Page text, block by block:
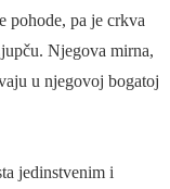
pohode, pa je crkva
Njegova mirna,
u njegovoj bogatoj
jedinstvenim i